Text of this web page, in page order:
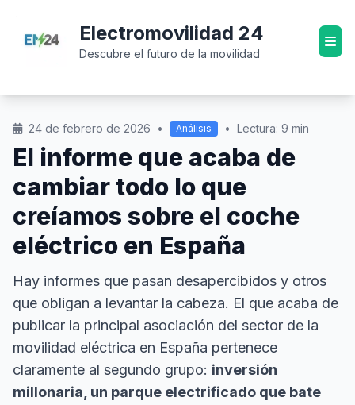
Electromovilidad 24
Descubre el futuro de la movilidad
24 de febrero de 2026 • Análisis • Lectura: 9 min
El informe que acaba de
cambiar todo lo que
creíamos sobre el coche
eléctrico en España
Hay informes que pasan desapercibidos y otros
que obligan a levantar la cabeza. El que acaba de
publicar la principal asociación del sector de la
movilidad eléctrica en España pertenece
claramente al segundo grupo: inversión
millonaria, un parque electrificado que bate